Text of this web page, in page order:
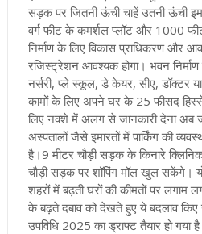
सड़क पर जितनी ऊंची चाहें उतनी ऊंची
वर्ग फीट के कमर्शल प्लॉट और 1000
निर्माण के लिए विकास प्राधिकरण और
रजिस्ट्रेशन आवश्यक होगा। भवन
नर्सरी, प्ले स्कूल, डे केयर, सीए, डॉक्टर
कामों के लिए अपने घर के 25 फीसद
लिए नक्शे में अलग से जानकारी देना अब
अस्पतालों जैसे इमारतों में पार्किंग की
है।9 मीटर चौड़ी सड़क के किनारे
चौड़ी सड़क पर शॉपिंग मॉल खुल सकेंगे।
शहरों में बढ़ती घरों की कीमतों पर लगाम
के बढ़ते दबाव को देखते हुए ये बदलाव किए
उपविधि 2025 का ड्राफ्ट तैयार हो गया